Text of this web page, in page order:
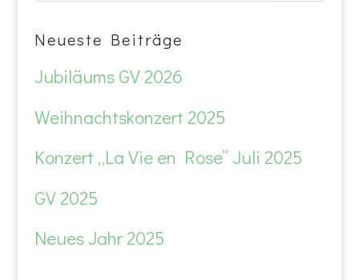
Neueste Beiträge
Jubiläums GV 2026
Weihnachtskonzert 2025
Konzert „La Vie en Rose“ Juli 2025
GV 2025
Neues Jahr 2025